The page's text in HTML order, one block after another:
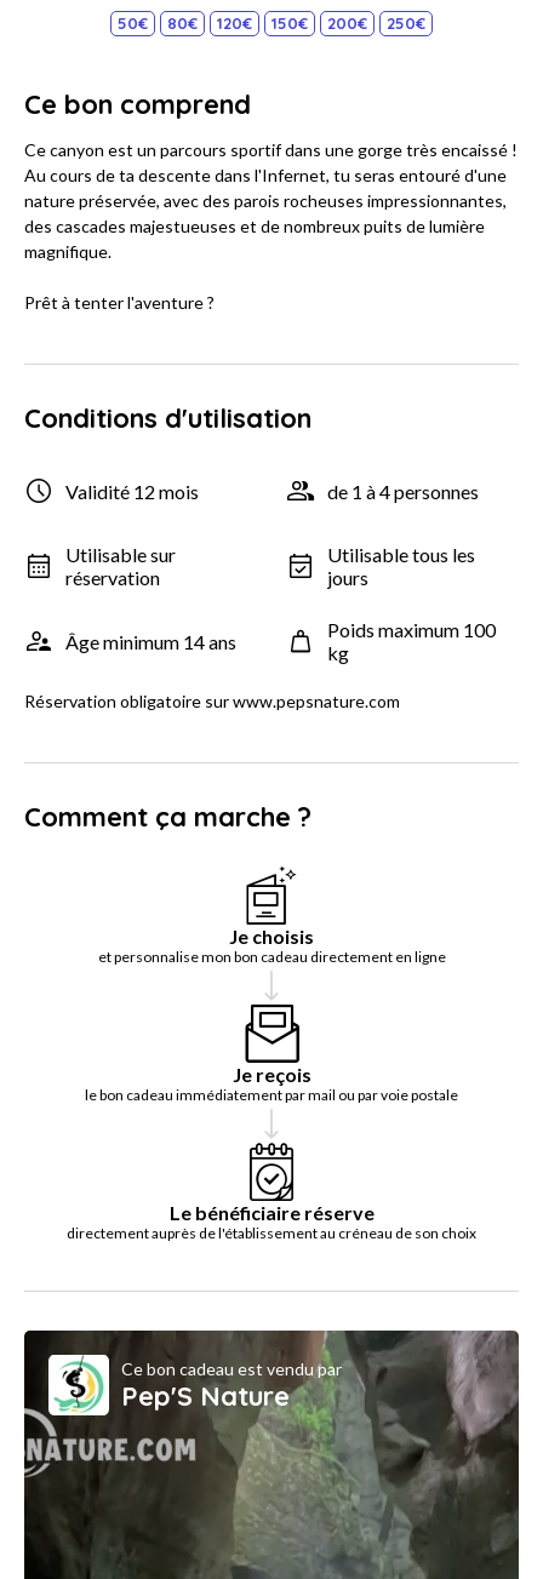
50€ 80€ 120€ 150€ 200€ 250€
Ce bon comprend
Ce canyon est un parcours sportif dans une gorge très encaissé !
Au cours de ta descente dans l'Infernet, tu seras entouré d'une
nature préservée, avec des parois rocheuses impressionnantes,
des cascades majestueuses et de nombreux puits de lumière
magnifique.
Prêt à tenter l'aventure ?
Conditions d'utilisation
Validité 12 mois de 1 à 4 personnes
Utilisable sur
réservation
Utilisable tous les
jours
Âge minimum 14 ans
Poids maximum 100
kg
Réservation obligatoire sur www.pepsnature.com
Comment ça marche ?
Je choisis
et personnalise mon bon cadeau directement en ligne
Je reçois
le bon cadeau immédiatement par mail ou par voie postale
Le bénéficiaire réserve
directement auprès de l'établissement au créneau de son choix
Ce bon cadeau est vendu par
Pep'S Nature